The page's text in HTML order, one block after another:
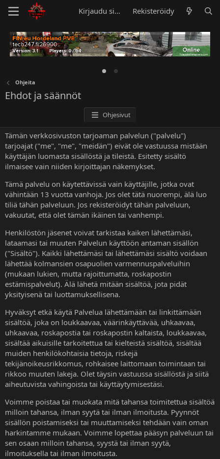
Kirjaudu sisään Rekisteröidy
Ohjeita
Ehdot ja säännöt
Ohjesivut
Tämän verkkosivuston tarjoaman palvelun ("palvelu")
tarjoajat ("me", "me", "meidän") eivät ole vastuussa mistään
käyttäjän luomasta sisällöstä ja tileistä. Esitetty sisältö
ilmaisee vain niiden kirjoittajan näkemykset.
Tämä palvelu on käytettävissä vain käyttäjille, jotka ovat
vähintään 13 vuotta vanhoja. Jos olet tätä nuorempi, älä luo
tiliä tähän palveluun. Jos rekisteröidyt tähän palveluun,
vakuutat, että olet tämän ikäinen tai vanhempi.
Henkilöstön jäsenet voivat tarkistaa kaiken lähettämäsi,
lataamasi tai muuten Palvelun käyttöön antaman sisällön
("Sisältö"). Kaikki lähettämäsi tai lähettämäsi sisältö voidaan
lähettää kolmansien osapuolien varmennuspalveluihin
(mukaan lukien, mutta rajoittumatta, roskapostin
estämispalvelut). Älä lähetä mitään sisältöä, jota pidät
yksityisenä tai luottamuksellisena.
Hyväksyt etkä käytä Palvelua lähettämään tai linkittämään
sisältöä, joka on loukkaavaa, väärinkäyttävää, uhkaavaa,
uhkaavaa, roskapostia tai roskapostin kaltaista, loukkaavaa,
sisältää aikuisille tarkoitettua tai kielteistä sisältöä, sisältää
muiden henkilökohtaisia tietoja, riskejä
tekijänoikeusrikkomus, rohkaisee laittomaan toimintaan tai
rikkoo muuten lakeja. Olet täysin vastuussa sisällöstä ja siitä
aiheutuvista vahingoista tai käyttäytymisestäsi.
Voimme poistaa tai muokata mitä tahansa toimitettua sisältöä
milloin tahansa, ilman syytä tai ilman ilmoitusta. Pyynnöt
sisällön poistamiseksi tai muuttamiseksi tehdään vain oman
harkintamme mukaan. Voimme lopettaa pääsyn palveluun tai
sen osaan milloin tahansa, syystä tai ilman syytä,
ilmoituksella tai ilman ilmoitusta.